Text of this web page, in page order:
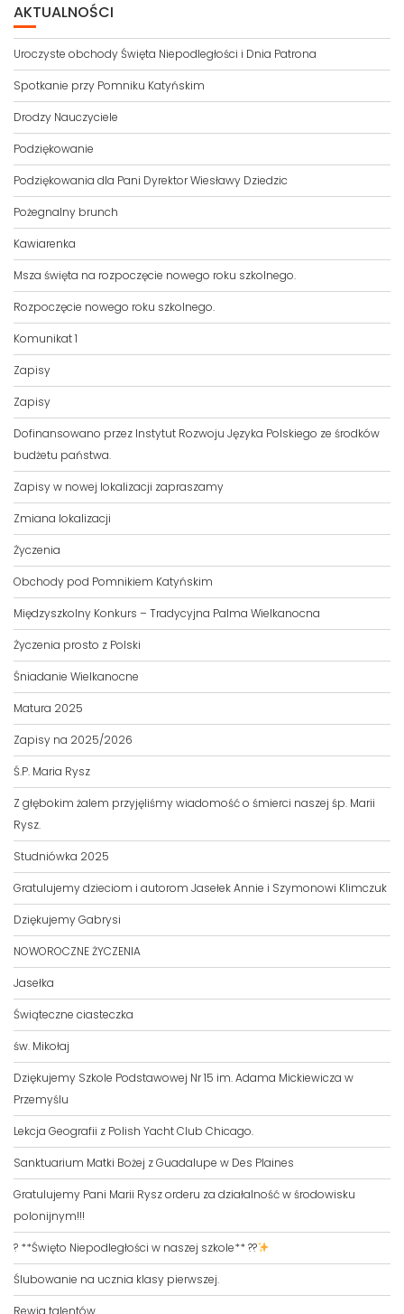
A
V
I
G
A
T
I
O
N
AKTUALNOŚCI
Uroczyste obchody Święta Niepodległości i Dnia Patrona
Spotkanie przy Pomniku Katyńskim
Drodzy Nauczyciele
Podziękowanie
Podziękowania dla Pani Dyrektor Wiesławy Dziedzic
Pożegnalny brunch
Kawiarenka
Msza święta na rozpoczęcie nowego roku szkolnego.
Rozpoczęcie nowego roku szkolnego.
Komunikat 1
Zapisy
Zapisy
Dofinansowano przez Instytut Rozwoju Języka Polskiego ze środków
budżetu państwa.
Zapisy w nowej lokalizacji zapraszamy
Zmiana lokalizacji
Życzenia
Obchody pod Pomnikiem Katyńskim
Międzyszkolny Konkurs – Tradycyjna Palma Wielkanocna
Życzenia prosto z Polski
Śniadanie Wielkanocne
Matura 2025
Zapisy na 2025/2026
Ś.P. Maria Rysz
Z głębokim żalem przyjęliśmy wiadomość o śmierci naszej śp. Marii
Rysz.
Studniówka 2025
Gratulujemy dzieciom i autorom Jasełek Annie i Szymonowi Klimczuk
Dziękujemy Gabrysi
NOWOROCZNE ŻYCZENIA
Jasełka
Świąteczne ciasteczka
św. Mikołaj
Dziękujemy Szkole Podstawowej Nr 15 im. Adama Mickiewicza w
Przemyślu
Lekcja Geografii z Polish Yacht Club Chicago.
Sanktuarium Matki Bożej z Guadalupe w Des Plaines
Gratulujemy Pani Marii Rysz orderu za działalność w środowisku
polonijnym!!!
? **Święto Niepodległości w naszej szkole** ??
Ślubowanie na ucznia klasy pierwszej.
Rewia talentów